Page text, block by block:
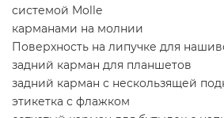
системой Molle
карманами на молнии
Поверхность на липучке для
задний карман для планшетов
задний карман с нескользящей
этикетка с флажком